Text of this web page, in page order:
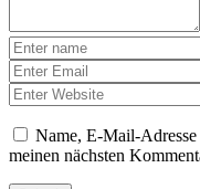
Name, E-Mail-
meinen nächsten